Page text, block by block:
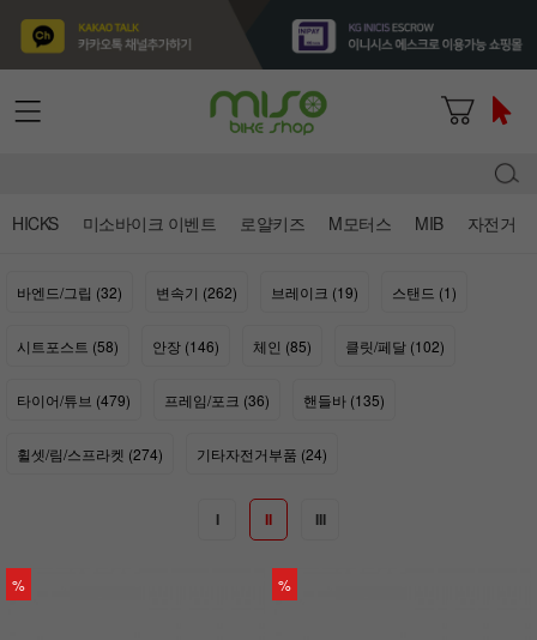
HICKS 미소바이크 이벤트 로얄키즈 M모터스 MIB 자전거
바엔드/그립 (32) 변속기 (262) 브레이크 (19) 스탠드 (1)
시트포스트 (58) 안장 (146) 체인 (85) 클릿/페달 (102)
타이어/튜브 (479) 프레임/포크 (36) 핸들바 (135)
휠셋/림/스프라켓 (274) 기타자전거부품 (24)
I II III
% %